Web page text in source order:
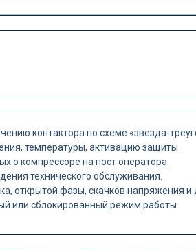
контактора по схеме «звезда-
температуры, активацию защиты.
о компрессоре на пост оператора.
технического обслуживания.
открытой фазы, скачков напряжения
или сблокированный режим работы.